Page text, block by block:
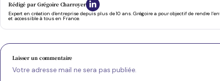
Rédigé par Grégoire Charroyer
Expert en création d’entreprise depuis plus de 10 ans. Grégoire a pour objectif de rendre
et accessible à tous en France.
Laisser un commentaire
Votre adresse mail ne sera pas publiée.